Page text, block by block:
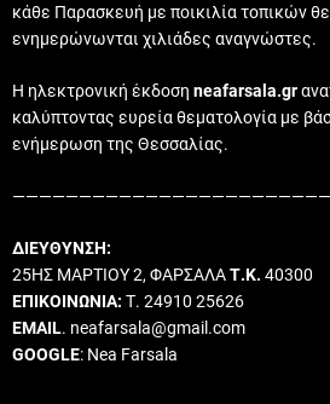
κάθε Παρασκευή με ποικιλία τοπικών
ενημερώνωνται χιλιάδες αναγνώστες.
Η ηλεκτρονική έκδοση neafarsala.gr
καλύπτοντας ευρεία θεματολογία με
ενήμερωση της Θεσσαλίας.
ΔΙΕΥΘΥΝΣΗ:
25ΗΣ ΜΑΡΤΙΟΥ 2, ΦΑΡΣΑΛΑΤ.Κ. 40300
ΕΠΙΚΟΙΝΩΝΙΑ: Τ. 24910 25626
EMAIL. neafarsala@gmail.com
GOOGLE: Nea Farsala